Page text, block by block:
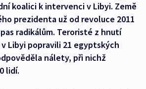
koalici k intervenci v Libyi. Země
prezidenta už od revoluce 2011
radikálům. Teroristé z hnutí
Libyi popravili 21 egyptských
nálety, při nichž
lidí.